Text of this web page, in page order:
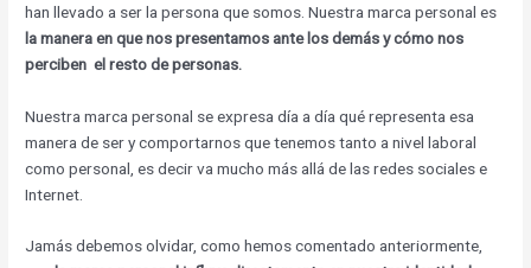
han llevado a ser la persona que somos. Nuestra marca personal es
la manera en que nos presentamos ante los demás y cómo nos
perciben el resto de personas.
Nuestra marca personal se expresa día a día qué representa esa
manera de ser y comportarnos que tenemos tanto a nivel laboral
como personal, es decir va mucho más allá de las redes sociales e
Internet.
Jamás debemos olvidar, como hemos comentado anteriormente,